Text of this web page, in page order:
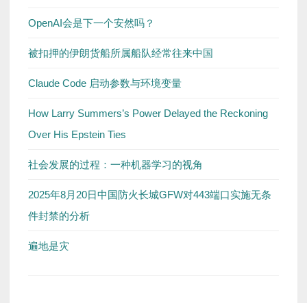
OpenAI会是下一个安然吗？
被扣押的伊朗货船所属船队经常往来中国
Claude Code 启动参数与环境变量
How Larry Summers’s Power Delayed the Reckoning
Over His Epstein Ties
社会发展的过程：一种机器学习的视角
2025年8月20日中国防火长城GFW对443端口实施无条
件封禁的分析
遍地是灾